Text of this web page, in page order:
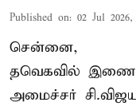
Published on: 02 Jul
சென்னை,
தவெகவில்
அமைச்சர்